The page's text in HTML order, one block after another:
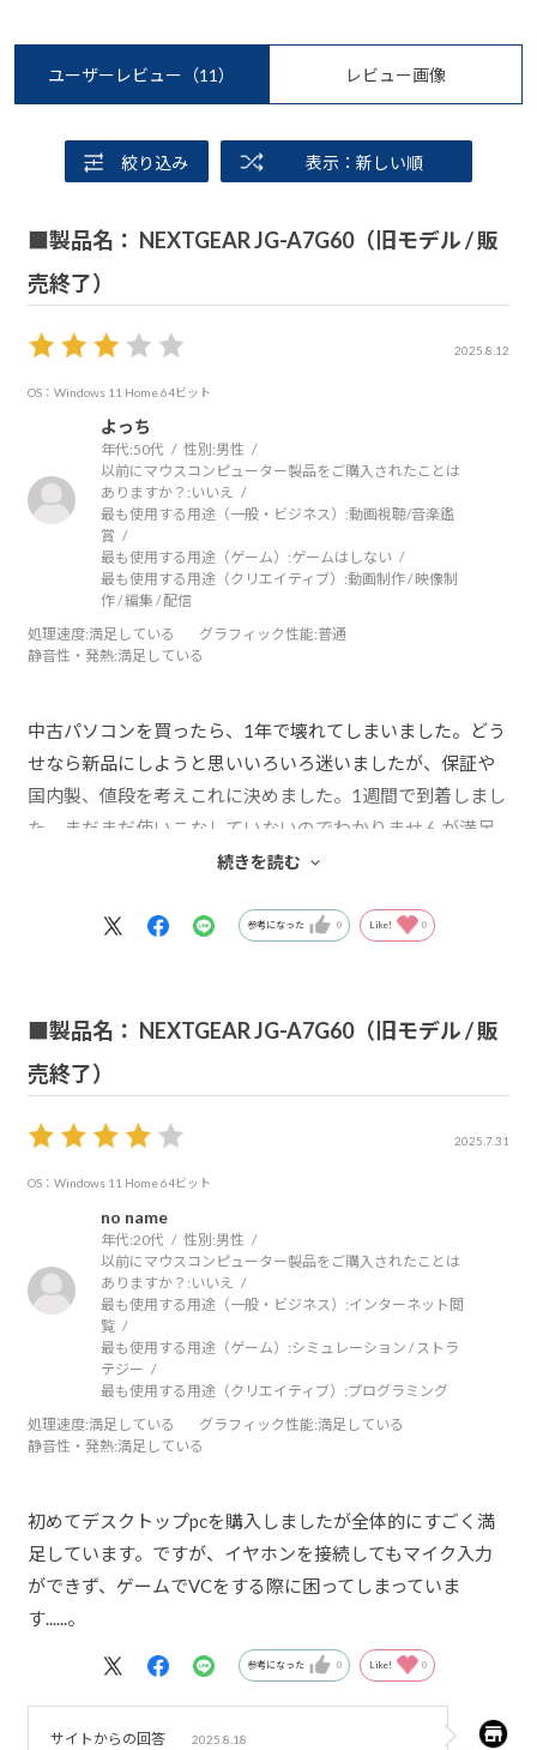
ユーザーレビュー （11） レビュー画像
絞り込み 表示：新しい順
■製品名： NEXTGEAR JG-A7G60（旧モデル / 販
売終了）
2025.8.12
OS：Windows 11 Home 64ビット
よっち
年代:50代 性別:男性
以前にマウスコンピューター製品をご購入されたことは
ありますか？: いいえ
最も使用する用途（一般・ビジネス）:動画視聴/音楽鑑
賞
最も使用する用途（ゲーム）:ゲームはしない
最も使用する用途（クリエイティブ）:動画制作 / 映像制
作 / 編集 / 配信
処理速度:満足している グラフィック性能:普通
静音性・発熱:満足している
中古パソコンを買ったら、1年で壊れてしまいました。どう
せなら新品にしようと思いいろいろ迷いましたが、保証や
国内製、値段を考えこれに決めました。1週間で到着しまし
た。まだまだ使いこなしていないのでわかりませんが満足
しています。ただ、注文後のキャンセルは料金がかかると
続きを読む
参考になった 0 Like! 0
■製品名： NEXTGEAR JG-A7G60（旧モデル / 販
売終了）
2025.7.31
OS：Windows 11 Home 64ビット
no name
年代:20代 性別:男性
以前にマウスコンピューター製品をご購入されたことは
ありますか？: いいえ
最も使用する用途（一般・ビジネス）:インターネット閲
覧
最も使用する用途（ゲーム）:シミュレーション / ストラ
テジー
最も使用する用途（クリエイティブ）:プログラミング
処理速度:満足している グラフィック性能:満足している
静音性・発熱:満足している
初めてデスクトップpcを購入しましたが全体的にすごく満
足しています。ですが、イヤホンを接続してもマイク入力
ができず、ゲームでVCをする際に困ってしまっていま
す......。
参考になった 0 Like! 0
サイトからの回答 2025.8.18